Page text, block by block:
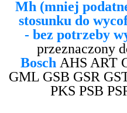
Mh (mniej
stosunku do
- bez potrzeby
przeznaczony
Bosch AHS ART
GML GSB GSR
PKS PSB